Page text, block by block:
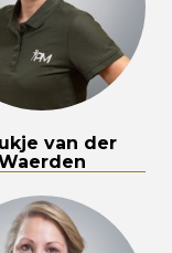
van der